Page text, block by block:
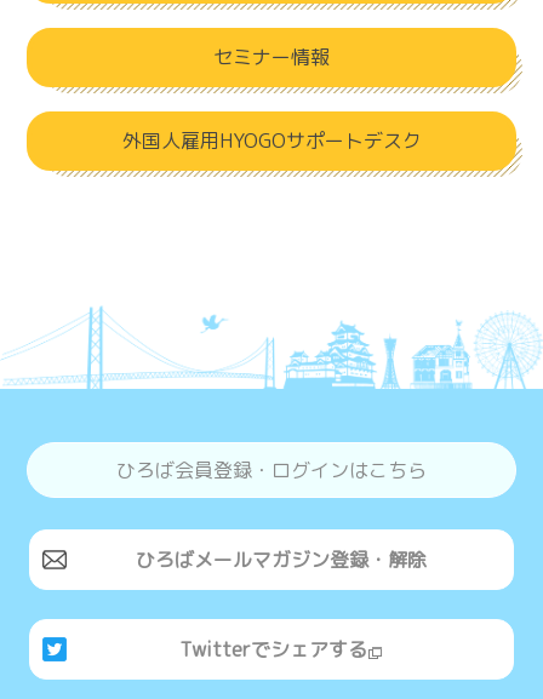
セミナー情報
外国人雇用HYOGOサポートデスク
ひろば会員登録・ログインはこちら
ひろばメールマガジン登録・解除
Twitterでシェアする